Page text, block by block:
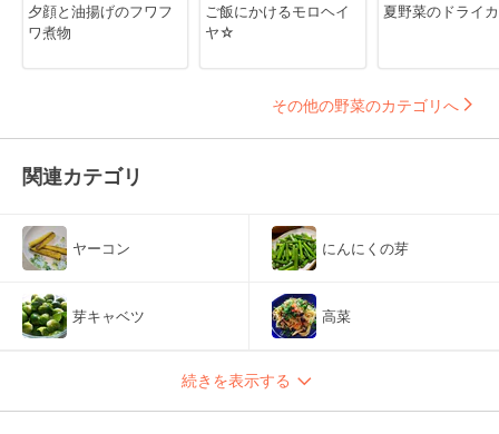
夕顔と油揚げのフワフ
ワ煮物
ご飯にかけるモロヘイ
ヤ☆
夏野菜のドライ
その他の野菜のカテゴリへ
関連カテゴリ
ヤーコン にんにくの芽
芽キャベツ 高菜
続きを表示する